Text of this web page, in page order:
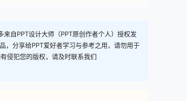
自PPT设计大师（PPT原创作者个人）授权发
，分享给PPT爱好者学习与参考之用，请勿用于
侵犯您的版权，请及时联系我们